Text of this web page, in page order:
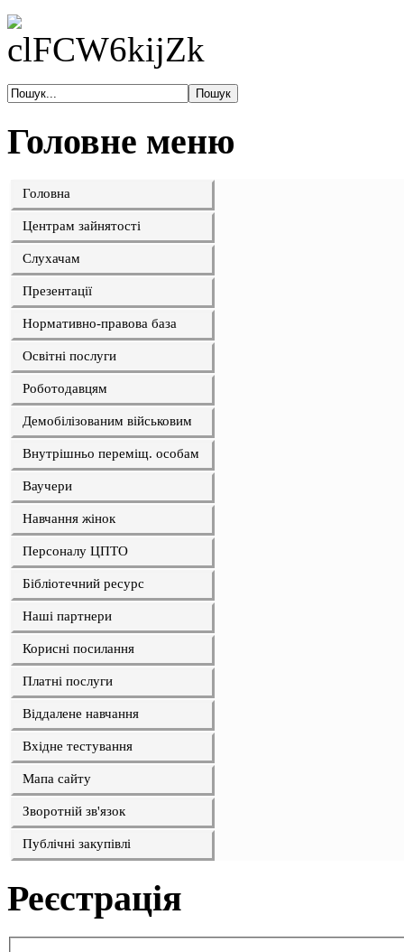
Головне меню
Головна
Центрам зайнятості
Слухачам
Презентації
Нормативно-правова база
Освітні послуги
Роботодавцям
Демобілізованим військовим
Внутрішньо переміщ. особам
Ваучери
Навчання жінок
Персоналу ЦПТО
Бібліотечний ресурс
Наші партнери
Корисні посилання
Платні послуги
Віддалене навчання
Вхідне тестування
Мапа сайту
Зворотній зв'язок
Публічні закупівлі
Реєстрація